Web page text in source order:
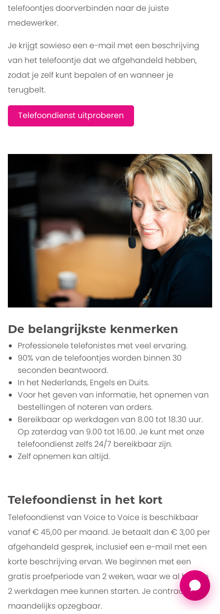
telefoontjes doorverbinden naar de juiste
medewerker.
Je krijgt sowieso een e-mail met een beschrijving
van het telefoontje dat we afgehandeld hebben,
zodat je zelf kunt bepalen of en wanneer je
terugbelt.
Telefoondienst uitproberen
De belangrijkste kenmerken
Professionele telefonistes met veel ervaring.
90% van de telefoontjes worden binnen 30
seconden beantwoord.
In het Nederlands, Engels en Duits.
Voor het geven van informatie, het opnemen van
bestellingen of noteren van orders.
Bereikbaar op werkdagen van 8.00 tot 18.30 uur.
Op zaterdag van 9.00 tot 16.00. Je kunt met onze
telefoondienst zelfs 24/7 bereikbaar zijn.
Zelf opnemen kan altijd.
Telefoondienst in het kort
Telefoondienst van Voice to Voice is beschikbaar
vanaf € 45,00 per maand. Je betaalt dan € 3,00 per
afgehandeld gesprek, inclusief een e-mail met een
korte beschrijving ervan. We beginnen met een
gratis proefperiode van 2 weken, waar we al binnen
2 werkdagen mee kunnen starten. Je contract is
maandelijks opzegbaar.